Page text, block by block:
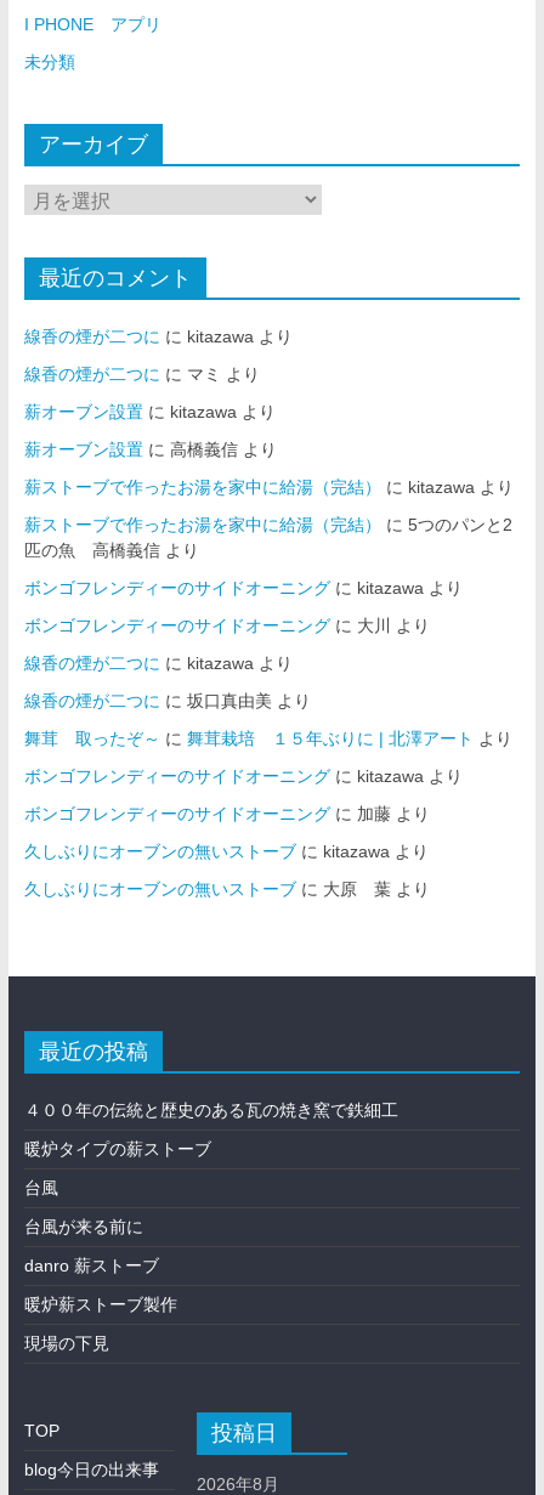
I PHONE アプリ
未分類
アーカイブ
最近のコメント
線香の煙が二つに に kitazawa より
線香の煙が二つに に マミ
より
薪オーブン設置に kitazawa より
薪オーブン設置に 高橋義信より
薪ストーブで作ったお湯を家中に給湯（完結）
に kitazawa より
薪ストーブで作ったお湯を家中に給湯（完結）
に 5つのパンと2
匹の魚 高橋義信より
ボンゴフレンディーのサイドオーニングに kitazawa より
ボンゴフレンディーのサイドオーニングに 大川
より
線香の煙が二つに に kitazawa より
線香の煙が二つに に 坂口真由美 より
舞茸 取ったぞ～ に 舞茸栽培 １５年ぶりに | 北澤アート より
ボンゴフレンディーのサイドオーニングに kitazawa より
ボンゴフレンディーのサイドオーニングに 加藤より
久しぶりにオーブンの無いストーブに kitazawa より
久しぶりにオーブンの無いストーブに 大原 葉より
最近の投稿
４００年の伝統と歴史のある瓦の焼き窯で鉄細工
暖炉タイプの薪ストーブ
台風
台風が来る前に
danro 薪ストーブ
暖炉薪ストーブ製作
現場の下見
TOP
blog今日の出来事
投稿日
2026年8月